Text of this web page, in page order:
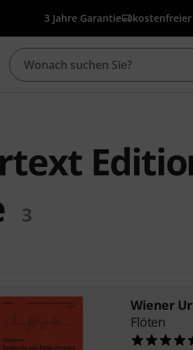
3 Jahre Garantie kostenfreier
3
Wiener
Flöten